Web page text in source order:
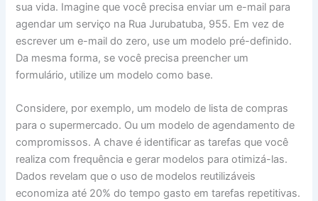
sua vida. Imagine que você precisa enviar um e-mail para
agendar um serviço na Rua Jurubatuba, 955. Em vez de
escrever um e-mail do zero, use um modelo pré-definido.
Da mesma forma, se você precisa preencher um
formulário, utilize um modelo como base.
Considere, por exemplo, um modelo de lista de compras
para o supermercado. Ou um modelo de agendamento de
compromissos. A chave é identificar as tarefas que você
realiza com frequência e gerar modelos para otimizá-las.
Dados revelam que o uso de modelos reutilizáveis
economiza até 20% do tempo gasto em tarefas repetitivas.